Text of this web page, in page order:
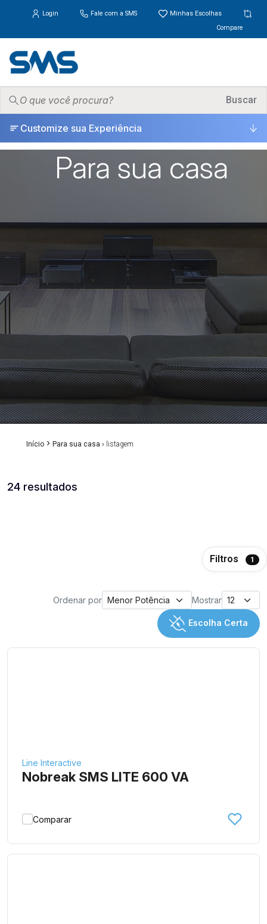
Login Fale com a SMS
Minhas Escolhas
Compare
PRODUTOS ▾
ONDE COMPRAR
Buscar
Customize sua Experiência
Para sua casa
Início › Para sua casa › listagem
24 resultados
Filtros 1
Ordenar por Mostrar
Escolha Certa
Line Interactive
Nobreak SMS LITE 600 VA
Comparar